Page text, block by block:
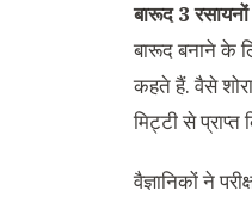
बारूद 3
बारूद बनाने के
कहते हैं. वैसे
मिट्टी से
वैज्ञानिकों ने